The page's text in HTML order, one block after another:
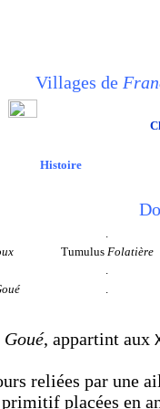
Villages de
Histoire
.
Tumulus Folatière
.
.
Goué, appartint aux
reliées par une
primitif placées en